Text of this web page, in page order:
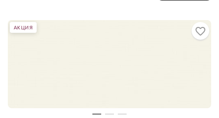
АКЦИЯ